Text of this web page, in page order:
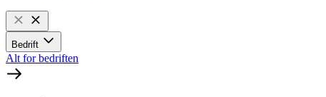
Bedrift
Alt for bedriften